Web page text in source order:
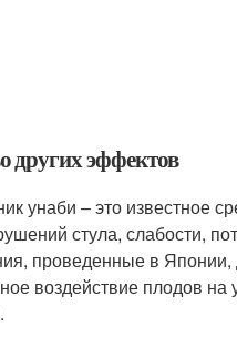
других эффектов
унаби – это известное
стула, слабости,
проведенные в Японии,
воздействие плодов на